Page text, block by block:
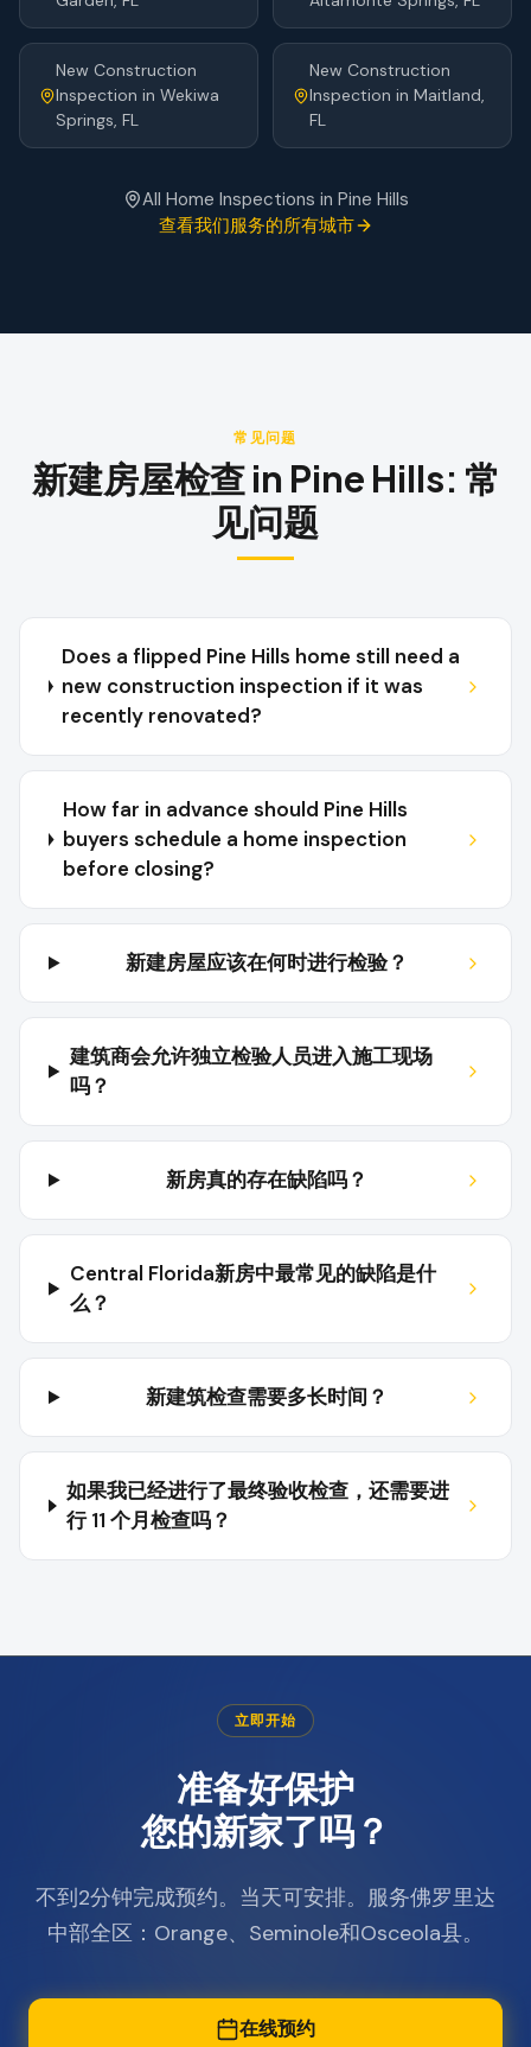
New Construction
Inspection in Wekiwa
Springs, FL
New Construction
Inspection in Maitland,
FL
All Home Inspections in Pine Hills
查看我们服务的所有城市
常见问题
新建房屋检查in Pine Hills: 常
见问题
Does a flipped Pine Hills home still need a
new construction inspection if it was
recently renovated?
How far in advance should Pine Hills
buyers schedule a home inspection
before closing?
新建房屋应该在何时进行检验？
建筑商会允许独立检验人员进入施工现场
吗？
新房真的存在缺陷吗？
Central Florida新房中最常见的缺陷是什
么？
新建筑检查需要多长时间？
如果我已经进行了最终验收检查，还需要进
行 11 个月检查吗？
立即开始
准备好保护
您的新家了吗？
不到2分钟完成预约。当天可安排。服务佛罗里达
中部全区：Orange、Seminole和Osceola县。
在线预约